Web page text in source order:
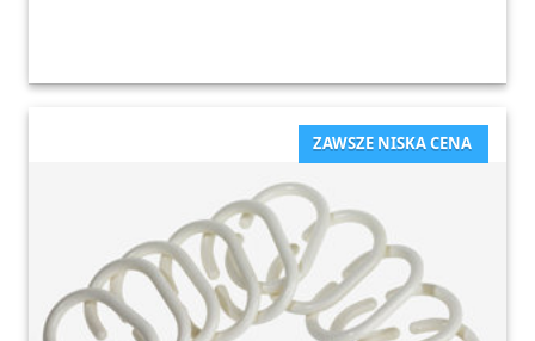
ZAWSZE NISKA CENA